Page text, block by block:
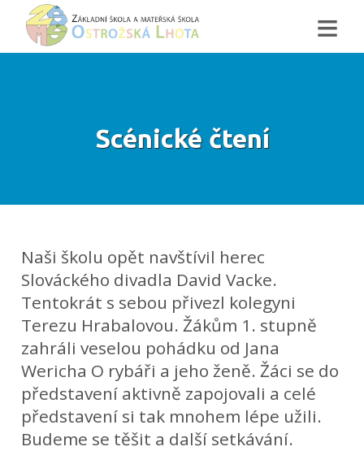
≡
Scénické čtení
Naši školu opět navštívil herec
Slováckého divadla David Vacke.
Tentokrát s sebou přivezl kolegyni
Terezu Hrabalovou. Žákům 1. stupně
zahráli veselou pohádku od Jana
Wericha O rybáři a jeho ženě. Žáci se do
představení aktivně zapojovali a celé
představení si tak mnohem lépe užili.
Budeme se těšit a další setkávání.